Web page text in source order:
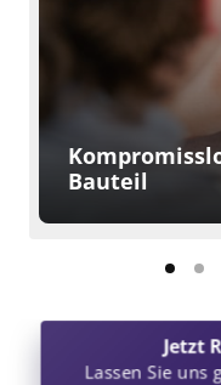
Bauteil
Jetzt
Lassen Sie